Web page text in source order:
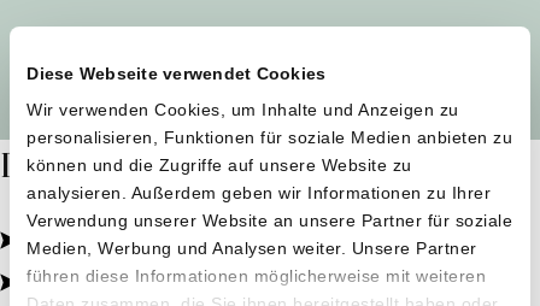
Diese Webseite verwendet Cookies
Wir verwenden Cookies, um Inhalte und Anzeigen zu
personalisieren, Funktionen für soziale Medien anbieten zu
können und die Zugriffe auf unsere Website zu
analysieren. Außerdem geben wir Informationen zu Ihrer
Verwendung unserer Website an unsere Partner für soziale
Medien, Werbung und Analysen weiter. Unsere Partner
führen diese Informationen möglicherweise mit weiteren
Dafür stehen wir
Pestizidfrei angebaut, schonend verarbeitet.
Natürliche Zutaten, echter Geschmack.